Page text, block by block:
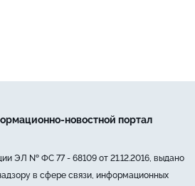
новостной портал
ЭЛ № ФС 77 - 68109 от 21.12.2016, выдано
в сфере связи, информационных